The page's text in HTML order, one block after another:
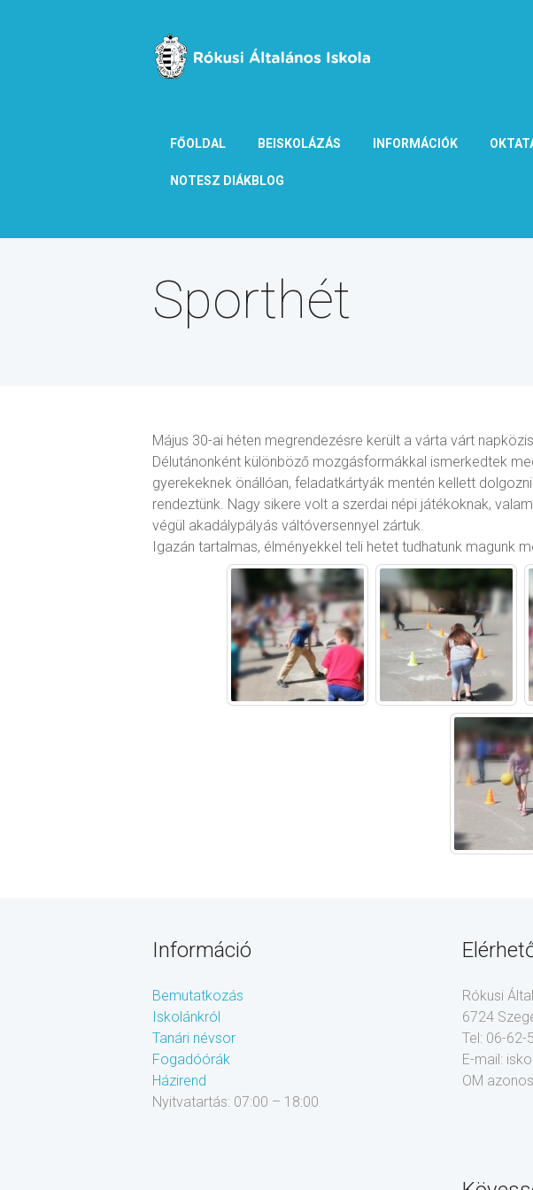
FŐOLDAL BEISKOLÁZÁS INFORMÁCIÓK
NOTESZ DIÁKBLOG
Sporthét
Május 30-ai héten megrendezésre került a várta várt
Délutánonként különböző mozgásformákkal ismerkedtek
gyerekeknek önállóan, feladatkártyák mentén kellett
rendeztünk. Nagy sikere volt a szerdai népi játékoknak,
végül akadálypályás váltóversennyel zártuk.
Igazán tartalmas, élményekkel teli hetet tudhatunk magunk
Információ
Bemutatkozás
Iskolánkról
Tanári névsor
Fogadóórák
Házirend
Nyitvatartás: 07:00 – 18:00
Rókusi
6724
Tel: 06-62-
E-mail:
OM